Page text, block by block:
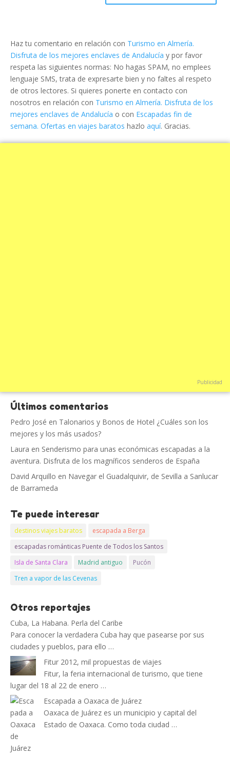
Haz tu comentario en relación con Turismo en Almería.
Disfruta de los mejores enclaves de Andalucía y por favor
respeta las siguientes normas: No hagas SPAM, no emplees
lenguaje SMS, trata de expresarte bien y no faltes al respeto
de otros lectores. Si quieres ponerte en contacto con
nosotros en relación con Turismo en Almería. Disfruta de los
mejores enclaves de Andalucía o con Escapadas fin de
semana. Ofertas en viajes baratos hazlo aquí. Gracias.
Publicidad
Últimos comentarios
Pedro José en Talonarios y Bonos de Hotel ¿Cuáles son los
mejores y los más usados?
Laura en Senderismo para unas económicas escapadas a la
aventura. Disfruta de los magníficos senderos de España
David Arquillo en Navegar el Guadalquivir, de Sevilla a Sanlucar
de Barrameda
Te puede interesar
destinos viajes baratos
escapada a Berga
escapadas románticas Puente de Todos los Santos
Isla de Santa Clara
Madrid antiguo
Pucón
Tren a vapor de las Cevenas
Otros reportajes
Cuba, La Habana. Perla del Caribe
Para conocer la verdadera Cuba hay que pasearse por sus
ciudades y pueblos, para ello …
Fitur 2012, mil propuestas de viajes
Fitur, la feria internacional de turismo, que tiene
lugar del 18 al 22 de enero …
Escapada a Oaxaca de Juárez
Oaxaca de Juárez es un municipio y capital del
Estado de Oaxaca. Como toda ciudad …